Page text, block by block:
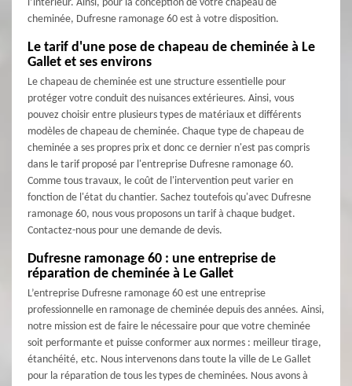
l’intérieur. Ainsi, pour la conception de votre chapeau de
cheminée, Dufresne ramonage 60 est à votre disposition.
Le tarif d'une pose de chapeau de cheminée à Le
Gallet et ses environs
Le chapeau de cheminée est une structure essentielle pour
protéger votre conduit des nuisances extérieures. Ainsi, vous
pouvez choisir entre plusieurs types de matériaux et différents
modèles de chapeau de cheminée. Chaque type de chapeau de
cheminée a ses propres prix et donc ce dernier n'est pas compris
dans le tarif proposé par l'entreprise Dufresne ramonage 60.
Comme tous travaux, le coût de l'intervention peut varier en
fonction de l'état du chantier. Sachez toutefois qu'avec Dufresne
ramonage 60, nous vous proposons un tarif à chaque budget.
Contactez-nous pour une demande de devis.
Dufresne ramonage 60 : une entreprise de
réparation de cheminée à Le Gallet
L’entreprise Dufresne ramonage 60 est une entreprise
professionnelle en ramonage de cheminée depuis des années. Ainsi,
notre mission est de faire le nécessaire pour que votre cheminée
soit performante et puisse conformer aux normes : meilleur tirage,
étanchéité, etc. Nous intervenons dans toute la ville de Le Gallet
pour la réparation de tous les types de cheminées. Nous avons à